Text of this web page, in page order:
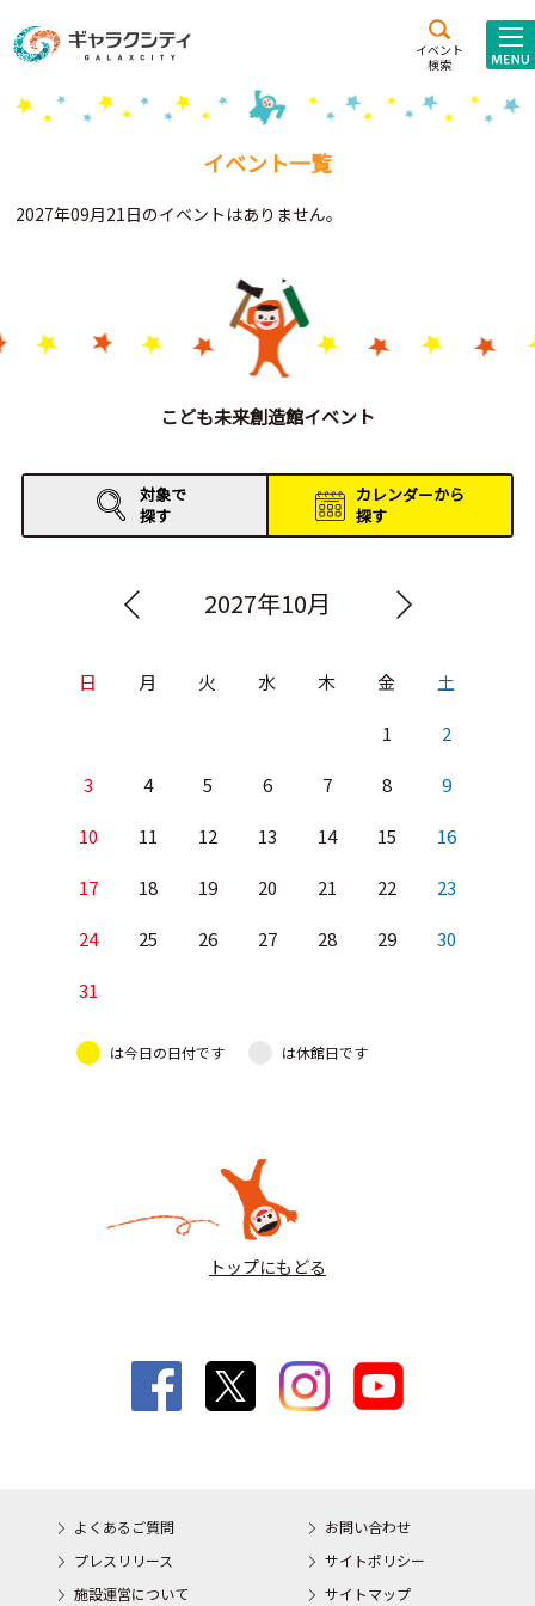
イベント
検索
施設案内
こども
西新井
施設･
Gがくえん
お知らせ
イベントレポート
イベント一覧
2027年09月21日のイベントはありません。
こども未来創造館イベント
対象で
探す
カレンダーから
探す
2027年10月
日 月 火 水 木 金 土
1 2
3 4 5 6 7 8 9
10 11 12 13 14 15 16
17 18 19 20 21 22 23
24 25 26 27 28 29 30
31
は今日の日付です は休館日です
トップにもどる
よくあるご質問
お問い合わせ
プレスリリース
サイトポリシー
施設運営について
サイトマップ